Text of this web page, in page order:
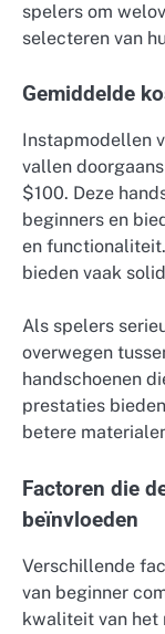
spelers om
selecteren van
Gemiddelde
Instapmodellen
vallen
$100. Deze
beginners en
en
bieden vaak
Als spelers
overwegen
handschoenen
prestaties
betere
Factoren die
beïnvloeden
Verschillende
van beginner
kwaliteit van het